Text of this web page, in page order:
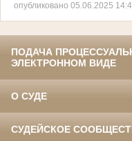
опубликовано 05.06.2025
ПОДАЧА
ЭЛЕКТРОННОМ ВИДЕ
О СУДЕ
СУДЕЙСКОЕ